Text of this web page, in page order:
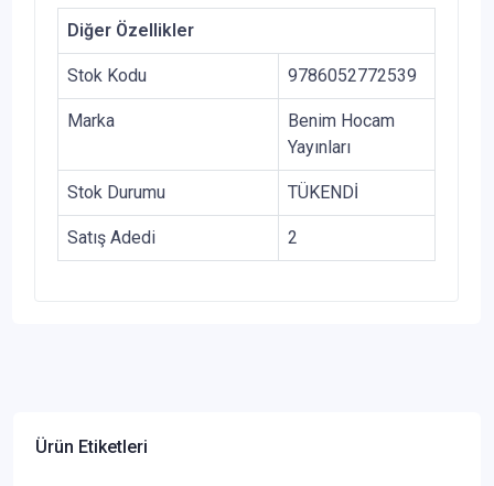
Diğer Özellikler
Stok Kodu 9786052772539
Marka
Benim Hocam
Yayınları
Stok Durumu TÜKENDİ
Satış Adedi 2
Ürün Etiketleri